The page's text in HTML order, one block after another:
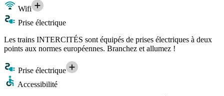
Wifi
Prise électrique
Les trains INTERCITÉS sont équipés de prises électriques à deux
points aux normes européennes. Branchez et allumez !
Prise électrique
Accessibilité